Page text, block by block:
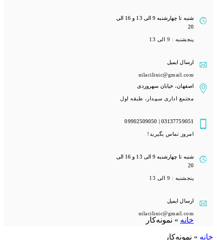
شنبه تا چهارشنبه 9 الی 13 و 16 الی
20
پنجشنبه : 9 الی 13
ارسال ایمیل
nilacilinic@gmail.com
اصفهان، خیابان سهروردی
مجتمع اداری سپیدار، طبقه اول
03137759051 | 09902509050
امروز تماس بگیرید!
شنبه تا چهارشنبه 9 الی 13 و 16 الی
20
پنجشنبه : 9 الی 13
ارسال ایمیل
nilacilinic@gmail.com
خانه » نمونه‌کار
خانه » نمونه‌کار